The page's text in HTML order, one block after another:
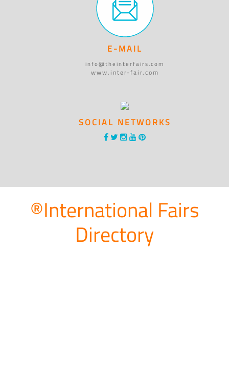
E-MAIL
info@theinterfairs.com
www.inter-fair.com
SOCIAL NETWORKS
®International Fairs
Directory